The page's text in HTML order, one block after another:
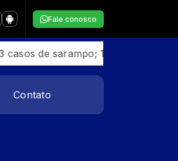
Fale conosco
sarampo; 16 não se vacinaram
Contato